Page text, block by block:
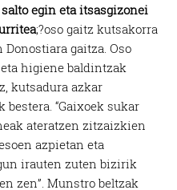
egin eta itsasgizonei
;?oso gaitz kutsakorra
gaitza. Oso
higiene baldintzak
kutsadura azkar
“Gaixoek sukar
ateratzen zitzaizkien
azpietan eta
irauten zuten bizirik
zen”. Munstro beltzak